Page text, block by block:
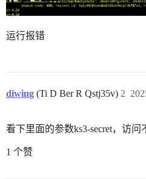
运行报错
diwing (Ti D Ber R Qstj35v) 2
看下里面的参数ks3-secret，访问
1 个赞